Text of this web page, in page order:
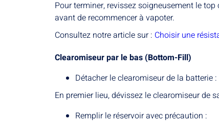
Pour terminer, revissez soigneusement le
avant de recommencer à vapoter.
Consultez notre article sur : Choisir une
Clearomiseur par le bas (Bottom-Fill)
Détacher le clearomiseur de la batterie :
En premier lieu, dévissez le clearomiseur de
Remplir le réservoir avec précaution :